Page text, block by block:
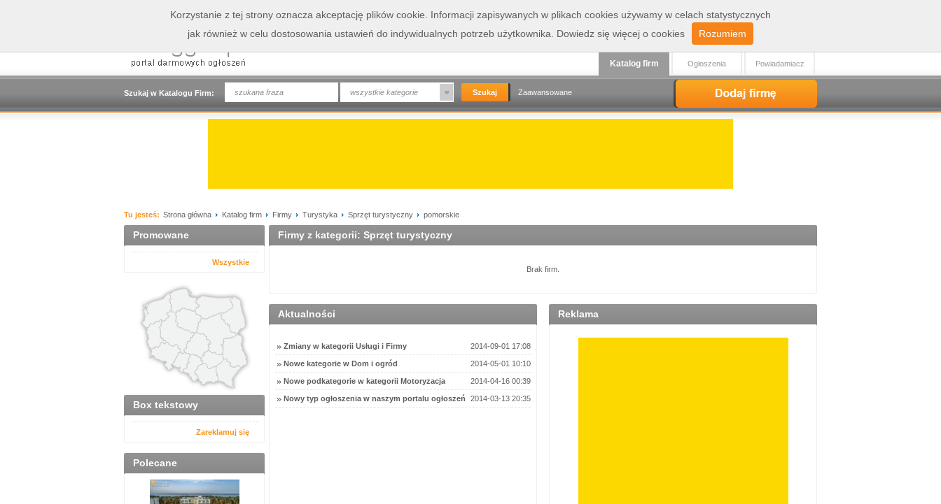
Zaloguj
Szukaj w Katalogu Firm: wszystkie kategorie Zaawansowane
Powiadamiacz
Ogłoszenia
Katalog firm
Tu jesteś: Strona główna Katalog firm Firmy Turystyka Sprzęt turystyczny pomorskie
Promowane
Wszystkie
Box tekstowy
Zareklamuj się
Polecane
Firmy z kategorii: Sprzęt turystyczny
Brak firm.
Aktualności
Zmiany w kategorii Usługi i Firmy 2014-09-01 17:08
Nowe kategorie w Dom i ogród 2014-05-01 10:10
Nowe podkategorie w kategorii Motoryzacja 2014-04-16 00:39
Nowy typ ogłoszenia w naszym portalu ogłoszeń 2014-03-13 20:35
Reklama
Korzystanie z tej strony oznacza akceptację plików cookie. Informacji zapisywanych w plikach cookies używamy w celach statystycznych
jak również w celu dostosowania ustawień do indywidualnych potrzeb użytkownika. Dowiedz się więcej o cookies Rozumiem